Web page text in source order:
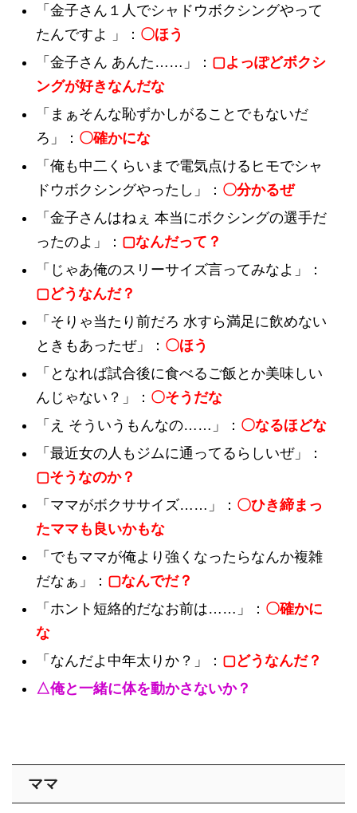
「金子さん１人でシャドウボクシングやって
たんですよ 」： 〇ほう
「金子さん あんた……」： ▢よっぽどボクシ
ングが好きなんだな
「まぁそんな恥ずかしがることでもないだ
ろ」： 〇確かにな
「俺も中二くらいまで電気点けるヒモでシャ
ドウボクシングやったし」： 〇分かるぜ
「金子さんはねぇ 本当にボクシングの選手だ
ったのよ」： ▢なんだって？
「じゃあ俺のスリーサイズ言ってみなよ」：
▢どうなんだ？
「そりゃ当たり前だろ 水すら満足に飲めない
ときもあったぜ」： 〇ほう
「となれば試合後に食べるご飯とか美味しい
んじゃない？」： 〇そうだな
「え そういうもんなの……」： 〇なるほどな
「最近女の人もジムに通ってるらしいぜ」：
▢そうなのか？
「ママがボクササイズ……」： 〇ひき締まっ
たママも良いかもな
「でもママが俺より強くなったらなんか複雑
だなぁ」： ▢なんでだ？
「ホント短絡的だなお前は……」： 〇確かに
な
「なんだよ中年太りか？」： ▢どうなんだ？
△俺と一緒に体を動かさないか？
ママ